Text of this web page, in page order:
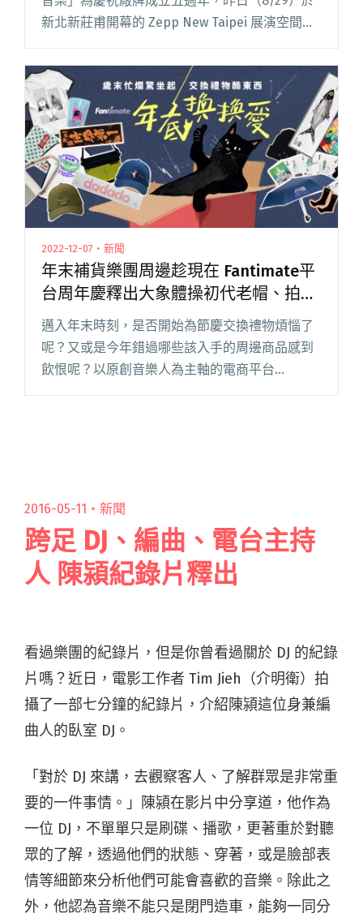
新北新莊甫開幕的 Zepp New Taipei 展演空間舉
氣音樂五週年感謝祭閱讀全文 "火氣音樂為Zepp
New Taipei樂團演出首次開箱 友團淺堤、美秀相
挺開唱"
2022-12-07・新聞
年末補貨樂團周邊趁現在 Fantimate平
台周年慶釋出大象體操初代老帽、拍謝
少年粉虱袋等珍品
邁入年末時刻，是否開始為節慶交換禮物煩惱了
呢？又或是今年錯過哪些該入手的周邊商品感到
飲恨呢？以原創音樂人為主軸的電商平台
「Fantimate」迎接上線滿周年，特別打造「年底
2016-05-11・ 新聞
跨足 DJ、編曲、電台主持
人 陳潁紀錄片釋出
看過樂團的紀錄片，但是你曾看過關於 DJ 的紀錄
片嗎？近日，電影工作者 Tim Jieh（介明衛）拍
攝了一部七分鐘的紀錄片，介紹陳潁這位身兼編
曲人的臥室 DJ。
「對於 DJ 來講，去觀察客人、了解群眾是非常重
要的一件事情。」陳潁在影片中分享道，他作為
一位 DJ，不單單只是刷碟、播歌，更著重於對聽
眾的了解，透過他們的狀態、穿著，或是臉部表
情等細節來分析他們可能會喜歡的音樂。除此之
外，他認為音樂不能只是閉門造車，能夠一同分